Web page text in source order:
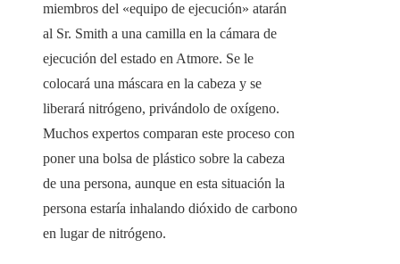
miembros del «equipo de ejecución» atarán
al Sr. Smith a una camilla en la cámara de
ejecución del estado en Atmore. Se le
colocará una máscara en la cabeza y se
liberará nitrógeno, privándolo de oxígeno.
Muchos expertos comparan este proceso con
poner una bolsa de plástico sobre la cabeza
de una persona, aunque en esta situación la
persona estaría inhalando dióxido de carbono
en lugar de nitrógeno.